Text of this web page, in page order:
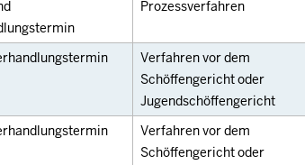
Prozessverfahren
Verfahren vor dem
Schöffengericht oder
Jugendschöffengericht
Verfahren vor dem
Schöffengericht oder